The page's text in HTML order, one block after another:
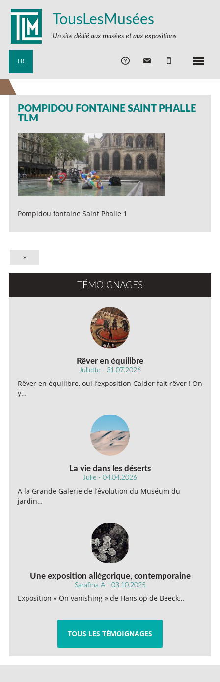
TousLesMusées
Un site dédié aux musées et aux expositions
FR
POMPIDOU FONTAINE SAINT PHALLE
TLM
Pompidou fontaine Saint Phalle 1
»
TÉMOIGNAGES
Rêver en équilibre
Juliette - 31.07.2026
Rêver en équilibre, oui l’exposition Calder fait rêver ! On
y…
La vie dans les déserts
Julie - 04.04.2026
A la Grande Galerie de l’évolution du Muséum du
jardin…
Une exposition allégorique, contemporaine
Sarafina A - 03.10.2025
Exposition « On vanishing » de Hans op de Beeck…
TOUS LES TÉMOIGNAGES